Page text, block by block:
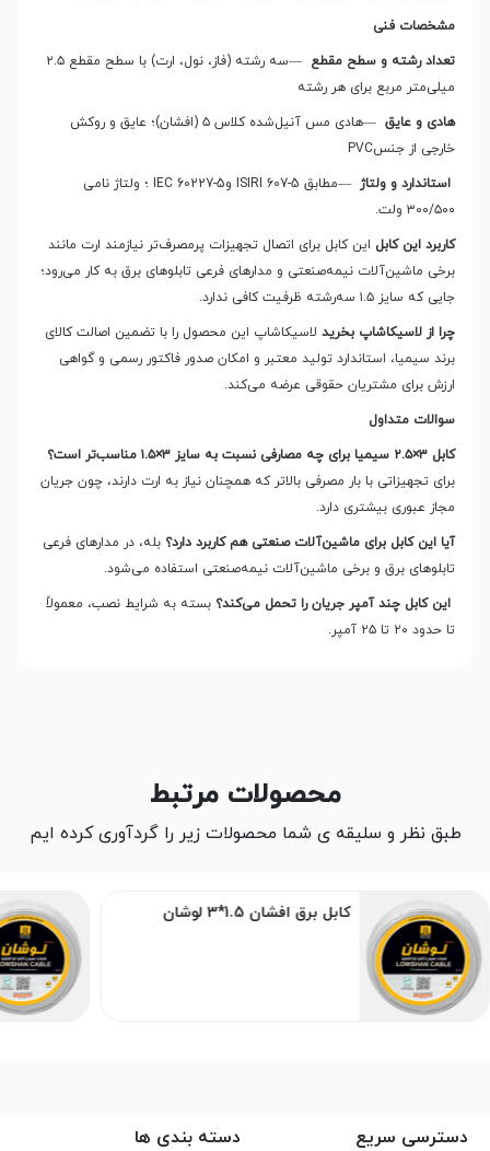
مشخصات فنی
تعداد رشته و سطح مقطع —
سه رشته (فاز، نول، ارت) با سطح مقطع ۲.۵
میلی‌متر مربع برای هر رشته
هادی و عایق —
هادی مس آنیل‌شده کلاس ۵ (افشان)؛ عایق و روکش
خارجی از جنسPVC
استاندارد و ولتاژ —مطابق ISIRI 607-5 وIEC 60227-5 ؛ ولتاژ نامی
۳۰۰/۵۰۰ ولت
.
کاربرد این کابل این کابل برای اتصال تجهیزات پرمصرف‌تر نیازمند ارت مانند
برخی ماشین‌آلات نیمه‌صنعتی و مدارهای فرعی تابلوهای برق به کار می‌رود؛
جایی که سایز ۱.۵ سه‌رشته ظرفیت کافی ندارد
.
چرا از لاسیکاشاپ بخرید لاسیکاشاپ این محصول را با تضمین اصالت کالای
برند سیمیا، استاندارد تولید معتبر و امکان صدور فاکتور رسمی و گواهی
ارزش برای مشتریان حقوقی عرضه می‌کند.
سوالات متداول
کابل ۳×۲.۵ سیمیا برای چه مصارفی نسبت به سایز ۳×۱.۵
مناسب‌تر است؟
برای تجهیزاتی با بار مصرفی بالاتر که همچنان نیاز به ارت دارند، چون جریان
مجاز عبوری بیشتری دارد.
آیا این کابل برای ماشین‌آلات صنعتی هم کاربرد دارد؟ بله، در مدارهای فرعی
تابلوهای برق و برخی ماشین‌آلات نیمه‌صنعتی استفاده می‌شود.
این کابل چند آمپر جریان را تحمل می‌کند؟ بسته به شرایط نصب، معمولاً
تا حدود ۲۰ تا ۲۵ آمپر
.
محصولات مرتبط
طبق نظر و سلیقه ی شما محصولات زیر را گردآوری کرده ایم
کابل برق افشان 1.5*3 لوشان
دسترسی سریع دسته بندی ها